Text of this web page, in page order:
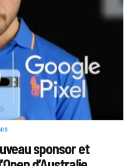
sponsor et